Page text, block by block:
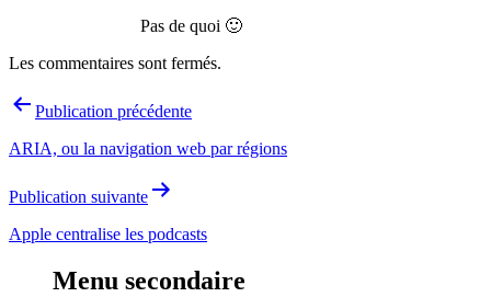
Pas de quoi 🙂
Les commentaires sont fermés.
Navigation
l’article
Publication précédente
ARIA, ou la navigation web par régions
Publication suivante
Apple centralise les podcasts
Menu secondaire